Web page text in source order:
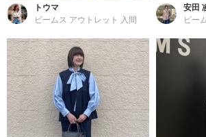
トウマ
ビームス アウトレット 入間
安田
ビー